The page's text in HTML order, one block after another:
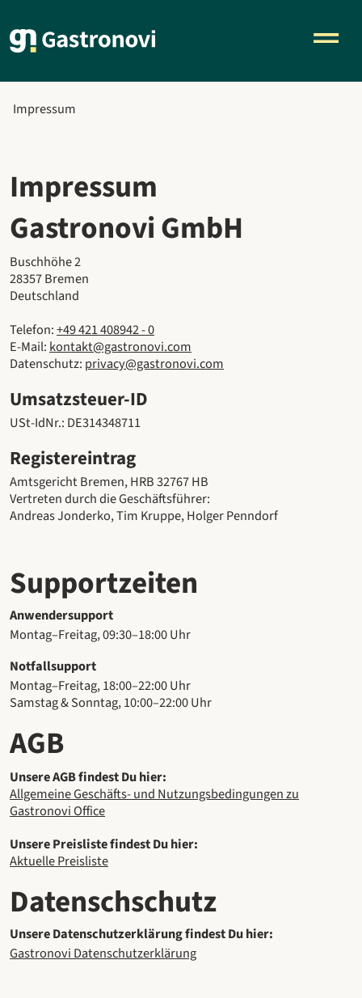
Impressum
Impressum
Gastronovi GmbH
Buschhöhe 2
28357 Bremen
Deutschland
Telefon:+49 421 408942 - 0
E-Mail:kontakt@gastronovi.com
Datenschutz: privacy@gastronovi.com
Umsatzsteuer-ID
USt-IdNr.: DE314348711
Registereintrag
Amtsgericht Bremen, HRB 32767 HB
Vertreten durch die Geschäftsführer:
Andreas Jonderko, Tim Kruppe, Holger Penndorf
Supportzeiten
Anwendersupport
Montag–Freitag, 09:30–18:00 Uhr
Notfallsupport
Montag–Freitag, 18:00–22:00 Uhr
Samstag & Sonntag, 10:00–22:00 Uhr
AGB
Unsere AGB findest Du hier:
Allgemeine Geschäfts- und Nutzungsbedingungen zu
Gastronovi Office
Unsere Preisliste findest Du hier:
Aktuelle Preisliste
Datenschschutz
Unsere Datenschutzerklärung findest Du hier:
Gastronovi Datenschutzerklärung